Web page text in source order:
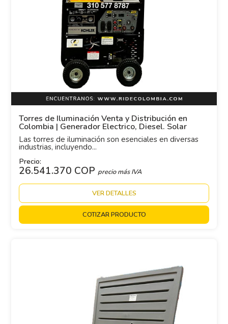
Torres de Iluminación Venta y Distribución en
Colombia | Generador Electrico, Diesel. Solar
Las torres de iluminación son esenciales en diversas
industrias, incluyendo...
Precio:
26.541.370 COPprecio más IVA
VER DETALLES
COTIZAR PRODUCTO